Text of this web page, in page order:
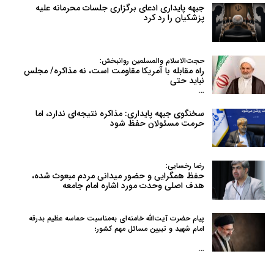
جبهه پایداری ادعای برگزاری جلسات محرمانه علیه
پزشکیان را رد کرد
حجت‌الاسلام والمسلمین روانبخش:
راه مقابله با آمریکا مقاومت است، نه مذاکره/ مجلس
نباید حتی
…
سخنگوی جبهه پایداری: مذاکره نتیجه‌ای ندارد، اما
حرمت مسئولان حفظ شود
رضا رخسایی:
حفظ همگرایی و حضور میدانی مردم مبعوث شده،
هدف اصلی وحدت مورد اشاره امام جامعه
پیام حضرت آیت‌الله خامنه‌ای به‌مناسبت حماسه عظیم بدرقه
امام شهید و تبیین مسائل مهم کشور؛
…